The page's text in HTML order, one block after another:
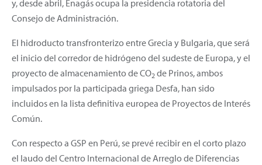
y, desde abril, Enagás ocupa la presidencia rotatoria del
Consejo de Administración.
El hidroducto transfronterizo entre Grecia y Bulgaria, que será
el inicio del corredor de hidrógeno del sudeste de Europa, y el
proyecto de almacenamiento de CO2 de Prinos, ambos
impulsados por la participada griega Desfa, han sido
incluidos en la lista definitiva europea de Proyectos de Interés
Común.
Con respecto a GSP en Perú, se prevé recibir en el corto plazo
el laudo del Centro Internacional de Arreglo de Diferencias